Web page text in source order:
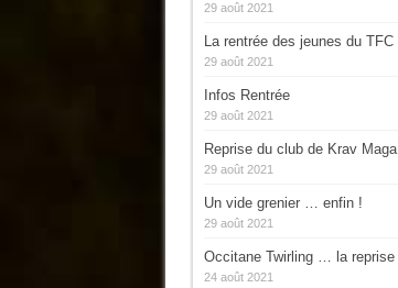
29 août 2021
La rentrée des jeunes du TFC
29 août 2021
Infos Rentrée
29 août 2021
Reprise du club de Krav Maga
29 août 2021
Un vide grenier … enfin !
29 août 2021
Occitane Twirling … la reprise
24 août 2021